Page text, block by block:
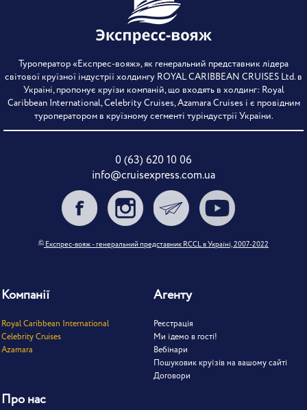
Туроператор «Експрес-вояж», як генеральний представник лідера
світової круїзної індустрії холдингу ROYAL CARIBBEAN CRUISES Ltd. в
Україні, пропонує круїзи компаній, що входять в холдинг: Royal
Caribbean International, Celebrity Cruises, Azamara Cruises і є провідним
туроператором в круїзному сегменті туріндустрії України.
0 (63) 620 10 06
info@cruisexpress.com.ua
© Експрес-вояж - генеральний представник RCCL в Україні, 2007-2022
Компанії
Royal Caribbean International
Celebrity Cruises
Azamara
Агенту
Реєстрація
Ми їдемо в гості!
Вебінари
Пошуковик круїзів на вашому сайті
Договори
Про нас